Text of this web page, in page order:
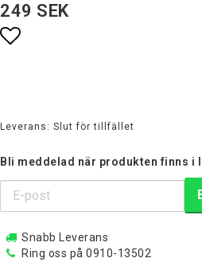
249 SEK
Leverans:Slut för tillfället
Bli meddelad när produkten finns i
Snabb Leverans
Ring oss på 0910-13502